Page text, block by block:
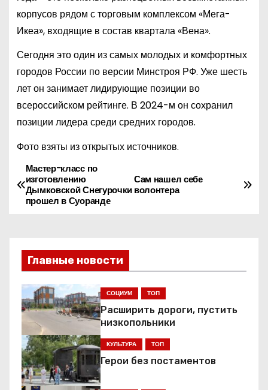
корпусов рядом с торговым комплексом «Мега-
Икеа», входящие в состав квартала «Вена».
Сегодня это один из самых молодых и комфортных
городов России по версии Минстроя РФ. Уже шесть
лет он занимает лидирующие позиции во
всероссийском рейтинге. В 2024-м он сохранил
позиции лидера среди средних городов.
Фото взяты из открытых источников.
Н
а
и
г
а
ц
и
я
Сам нашел себе
волонтера
Мастер-класс по
изготовлению
Дымковской Снегурочки
прошел в Суоранде
Главные новости
СОЦИУМ ТОП
Расширить дороги, пустить
низкопольники
КУЛЬТУРА ТОП
Герои без постаментов